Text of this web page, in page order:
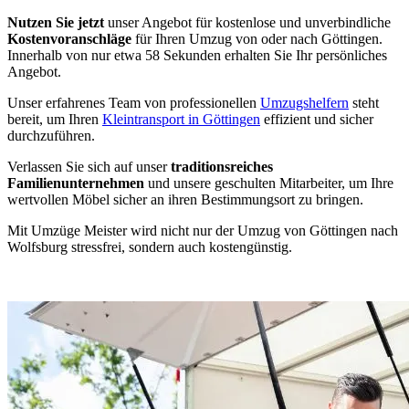
Nutzen Sie jetzt unser Angebot für kostenlose und unverbindliche
Kostenvoranschläge für Ihren Umzug von oder nach Göttingen.
Innerhalb von nur etwa 58 Sekunden erhalten Sie Ihr persönliches
Angebot.
Unser erfahrenes Team von professionellen Umzugshelfern steht
bereit, um Ihren Kleintransport in Göttingen effizient und sicher
durchzuführen.
Verlassen Sie sich auf unsertraditionsreiches
Familienunternehmen und unsere geschulten Mitarbeiter, um Ihre
wertvollen Möbel sicher an ihren Bestimmungsort zu bringen.
Mit Umzüge Meister wird nicht nur der Umzug von Göttingen nach
Wolfsburg stressfrei, sondern auch kostengünstig.